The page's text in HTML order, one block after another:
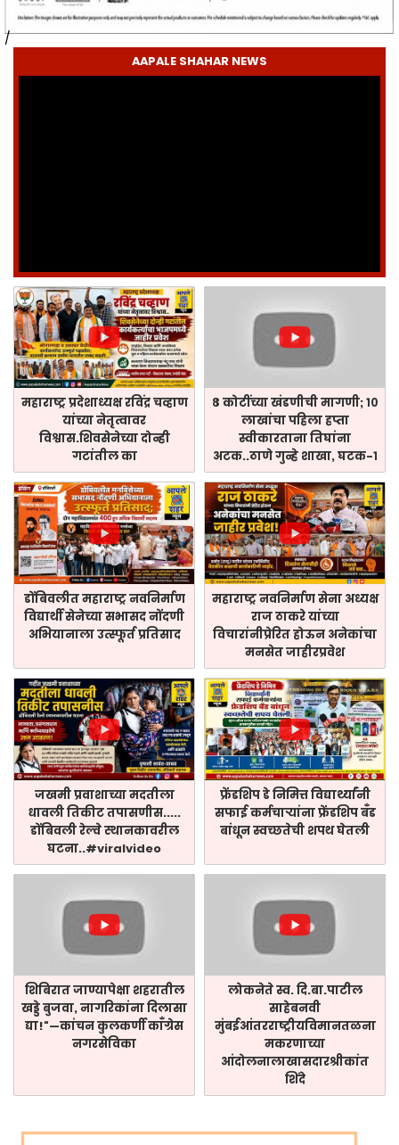
/
AAPALE SHAHAR NEWS
महाराष्ट्र प्रदेशाध्यक्ष रविंद्र चव्हाण
यांच्या नेतृत्वावर
विश्वास.शिवसेनेच्या दोन्ही
गटांतील का
८ कोटींच्या खंडणीची मागणी; १०
लाखांचा पहिला हप्ता
स्वीकारताना तिघांना
अटक..ठाणे गुन्हे शाखा, घटक-१
डोंबिवलीत महाराष्ट्र नवनिर्माण
विद्यार्थी सेनेच्या सभासद नोंदणी
अभियानाला उत्स्फूर्त प्रतिसाद
महाराष्ट्र नवनिर्माण सेना अध्यक्ष
राज ठाकरे यांच्या
विचारांनीप्रेरित होऊन अनेकांचा
मनसेत जाहीरप्रवेश
जखमी प्रवाशाच्या मदतीला
धावली तिकीट तपासणीस.....
डोंबिवली रेल्वे स्थानकावरील
घटना..#viralvideo
फ्रेंडशिप डे निमित्त विद्यार्थ्यांनी
सफाई कर्मचाऱ्यांना फ्रेंडशिप बँड
बांधून स्वच्छतेची शपथ घेतली
शिबिरात जाण्यापेक्षा शहरातील
खड्डे बुजवा, नागरिकांना दिलासा
द्या!"—कांचन कुलकर्णी काँग्रेस
नगरसेविका
लोकनेते स्व. दि.बा.पाटील
साहेबनवी
मुंबईआंतरराष्ट्रीयविमानतळना
मकरणाच्या
आंदोलनालाखासदारश्रीकांत
शिंदे